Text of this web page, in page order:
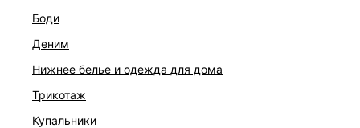
боди
деним
нижнее белье и одежда для дома
трикотаж
купальники
9 999 ₽-74%2 599 ₽